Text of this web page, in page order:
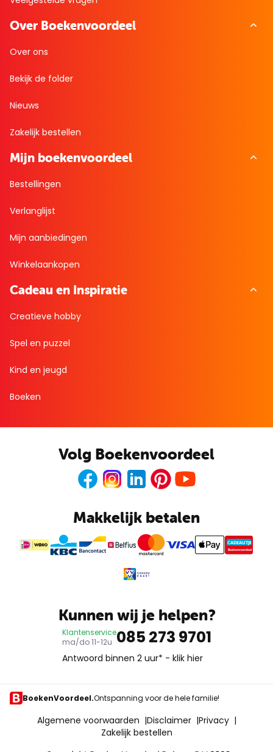
Over Boekenvoordeel
Over ons
Bekijk de folder
Nieuws
Zakelijk bestellen
Mijn boekenvoordeel
Bestellingen
Verlanglijst
Mijn aanbiedingen
Winkelaankopen
Cadeau en Inspiratie
Creatieve hobby
Spel en puzzel
Kind en jeugd
Boeken
Volg Boekenvoordeel
FacebookInstagramLinkedInPinterest
Makkelijk betalen
Boekenvoordeel
CADEAUTJE
Kunnen wij je helpen?
Klantenservice
ma/do 11-12u 085 273 9701
Antwoord binnen 2 uur* - klik hier
BoekenVoordeel.Ontspanning voor de hele familie!
Algemene voorwaarden |Disclaimer |Privacy |
Zakelijk bestellen